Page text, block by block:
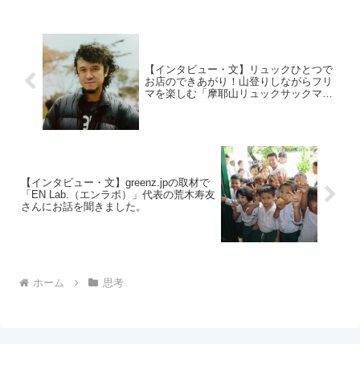
【インタビュー・文】リュックひとつで
お店のできあがり！山登りしながらフリ
マを楽しむ「摩耶山リュックサックマー
【インタビュー・文】greenz.jpの取材で
「EN Lab.（エンラボ）」代表の荒木寿友
さんにお話を聞きました。
ホーム 思考